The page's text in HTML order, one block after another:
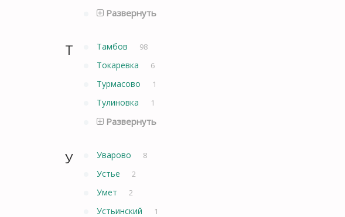
Развернуть
Т Тамбов 98
Токаревка 6
Турмасово 1
Тулиновка 1
Развернуть
У Уварово 8
Устье 2
Умет 2
Устьинский 1